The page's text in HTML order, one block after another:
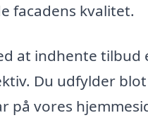
facadens kvalitet.
at indhente tilbud
Du udfylder
på vores